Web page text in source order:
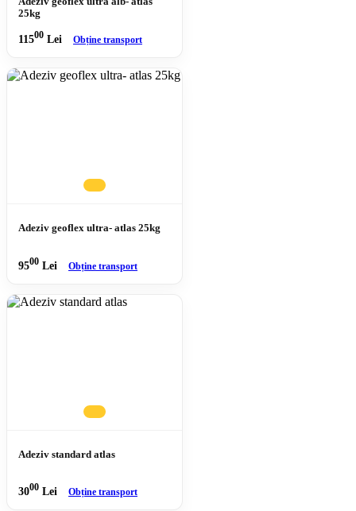
25kg
11500 Lei Obține transport
Adeziv geoflex ultra- atlas 25kg
9500 Lei Obține transport
Adeziv standard atlas
3000 Lei Obține transport